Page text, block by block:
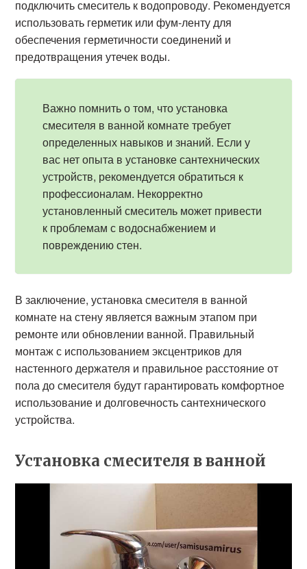
подключить смеситель к водопроводу. Рекомендуется
использовать герметик или фум-ленту для
обеспечения герметичности соединений и
предотвращения утечек воды.
Важно помнить о том, что установка
смесителя в ванной комнате требует
определенных навыков и знаний. Если у
вас нет опыта в установке сантехнических
устройств, рекомендуется обратиться к
профессионалам. Некорректно
установленный смеситель может привести
к проблемам с водоснабжением и
повреждению стен.
В заключение, установка смесителя в ванной
комнате на стену является важным этапом при
ремонте или обновлении ванной. Правильный
монтаж с использованием эксцентриков для
настенного держателя и правильное расстояние от
пола до смесителя будут гарантировать комфортное
использование и долговечность сантехнического
устройства.
Установка смесителя в ванной